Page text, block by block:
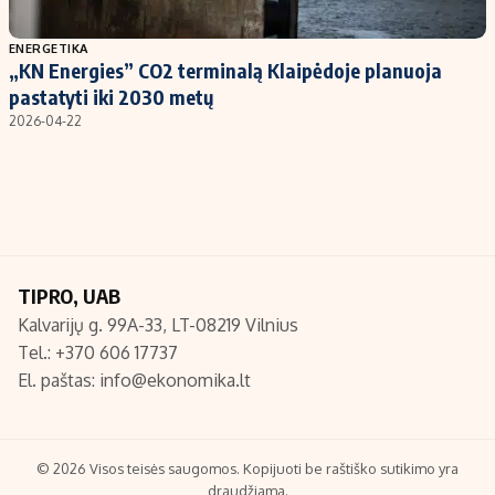
Populiarios temos
Investavimas
Akcijų rinka
Titulinis
Nedarbo išmokos skaičiuoklė
Redakcija
Turinio žymėjimo taisyklės
ENERGETIKA
„KN Energies” CO2 terminalą Klaipėdoje planuoja
pastatyti iki 2030 metų
2026-04-22
TIPRO, UAB
Kalvarijų g. 99A-33, LT-08219 Vilnius
Tel.: +370 606 17737
El. paštas: info@ekonomika.lt
© 2026 Visos teisės saugomos. Kopijuoti be raštiško sutikimo yra
draudžiama.